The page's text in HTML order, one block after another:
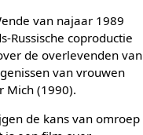
van najaar 1989
Russische coproductie
de overlevenden van
van vrouwen
Mich (1990).
de kans van omroep